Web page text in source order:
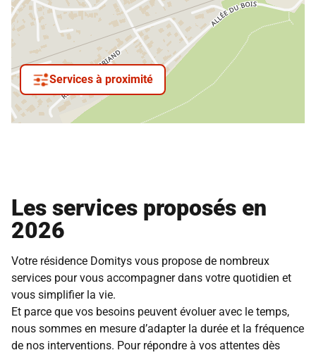
Services à proximité
Les services proposés en
2026
Votre résidence Domitys vous propose de nombreux
services pour vous accompagner dans votre quotidien et
vous simplifier la vie.
Et parce que vos besoins peuvent évoluer avec le temps,
nous sommes en mesure d’adapter la durée et la fréquence
de nos interventions. Pour répondre à vos attentes dès